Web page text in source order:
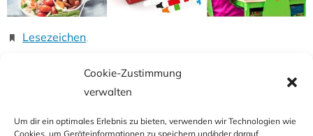
Cookie-Zustimmung
verwalten
Um dir ein optimales Erlebnis zu bieten, verwenden wir Technologien wie
Cookies, um Geräteinformationen zu speichern und/oder darauf
Lesezeichen.
Vorheriges Bild Nächstes Bild